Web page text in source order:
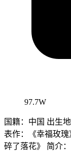
97.7W
国籍：中国 出生
表作：《幸福玫
碎了落花》 简介